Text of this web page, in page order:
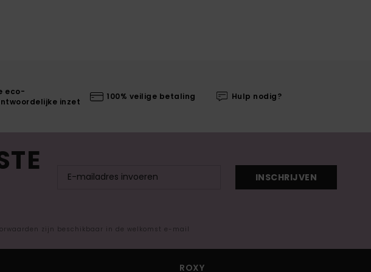
eco-
inzet
100% veilige betaling Hulp nodig?
INSCHRIJVEN
zijn beschikbaar in de welkomst e-mail
ROXY